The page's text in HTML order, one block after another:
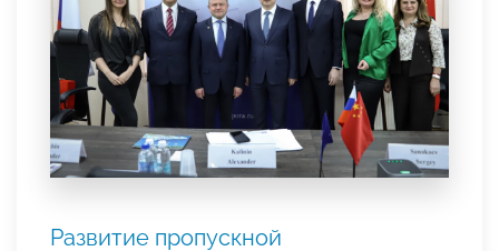
Развитие пропускной